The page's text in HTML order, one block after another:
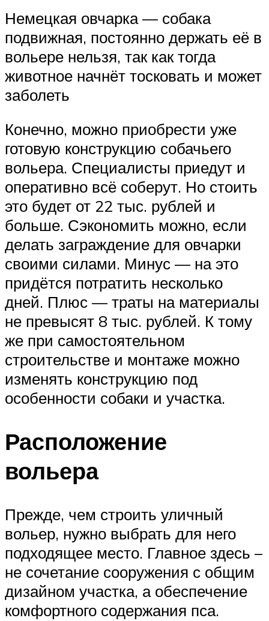
Немецкая овчарка — собака
подвижная, постоянно держать её в
вольере нельзя, так как тогда
животное начнёт тосковать и может
заболеть
Конечно, можно приобрести уже
готовую конструкцию собачьего
вольера. Специалисты приедут и
оперативно всё соберут. Но стоить
это будет от 22 тыс. рублей и
больше. Сэкономить можно, если
делать заграждение для овчарки
своими силами. Минус — на это
придётся потратить несколько
дней. Плюс — траты на материалы
не превысят 8 тыс. рублей. К тому
же при самостоятельном
строительстве и монтаже можно
изменять конструкцию под
особенности собаки и участка.
Расположение
вольера
Прежде, чем строить уличный
вольер, нужно выбрать для него
подходящее место. Главное здесь –
не сочетание сооружения с общим
дизайном участка, а обеспечение
комфортного содержания пса.